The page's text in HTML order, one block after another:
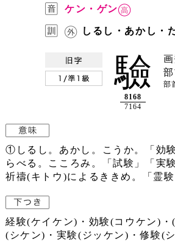
ケン・ゲン
しるし・あかし・
驗
8168
7164
部
部
①しるし。あかし。こうか。「効
らべる。こころみ。「試験」「実験
祈禱(キトウ)によるききめ。「霊験
経験(ケイケン)・効験(コウケン)・
(シケン)・実験(ジッケン)・修験(